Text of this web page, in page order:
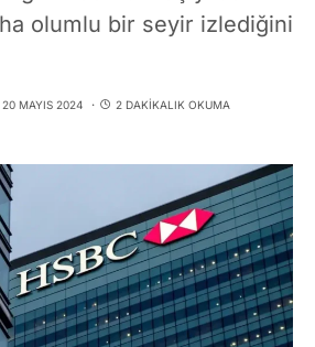
olumlu bir seyir izlediğini
20 MAYIS 2024 2 DAKIKALIK OKUMA